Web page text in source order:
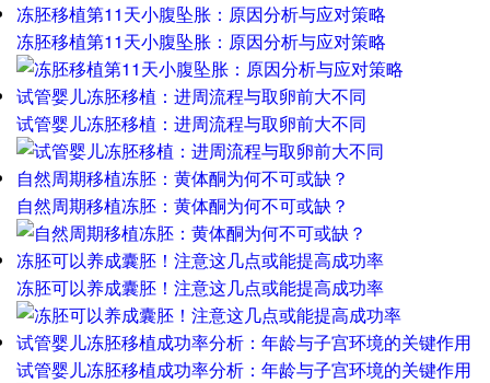
冻胚移植第11天小腹坠胀：原因分析与应对策略
冻胚移植第11天小腹坠胀：原因分析与应对策略
试管婴儿冻胚移植：进周流程与取卵前大不同
试管婴儿冻胚移植：进周流程与取卵前大不同
自然周期移植冻胚：黄体酮为何不可或缺？
自然周期移植冻胚：黄体酮为何不可或缺？
冻胚可以养成囊胚！注意这几点或能提高成功率
冻胚可以养成囊胚！注意这几点或能提高成功率
试管婴儿冻胚移植成功率分析：年龄与子宫环境的关键作用
试管婴儿冻胚移植成功率分析：年龄与子宫环境的关键作用